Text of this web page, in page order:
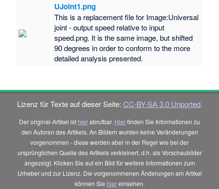
UJoint1.png
This is a replacement file for Image:Universal
joint - output speed relative to input
speed.png. It is the same image, but shifted
90 degrees in order to conform to the more
detailed analysis presented.
Lizenz für Texte auf dieser Seite: CC-BY-SA 3.0 Unported.
Der original-Artikel ist hierabrufbar. Hierfinden Sie Informationen zu
den Autoren des Artikels. An Bildern wurden keine Veränderungen
vorgenommen - diese werden aber in der Regel wie bei der
ursprünglichen Quelle des Artikels verkleinert, d.h. als Vorschaubilder
angezeigt. Klicken Sie auf ein Bild für weitere Informationen zum
Urheber und zur Lizenz. Die vorgenommenen Änderungen am Artikel
können Sie hiereinsehen.